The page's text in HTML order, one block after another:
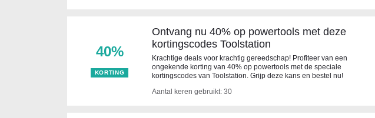
40%
KORTING
Ontvang nu 40% op powertools met deze
kortingscodes Toolstation
Krachtige deals voor krachtig gereedschap! Profiteer van een
ongekende korting van 40% op powertools met de speciale
kortingscodes van Toolstation. Grijp deze kans en bestel nu!
Aantal keren gebruikt: 30